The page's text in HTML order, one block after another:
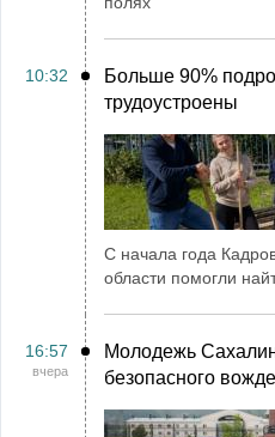
10:32
Больше 90%
трудоустроены
С начала года
области помогли
16:57
вчера
Молодежь
безопасного